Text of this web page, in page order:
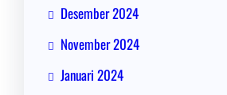
Desember 2024
November 2024
Januari 2024